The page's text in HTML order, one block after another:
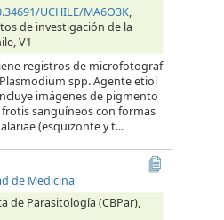
UCHILE/MA6O3K,
de investigación de la
V1
registros de microfotograf
spp. Agente etiol
imágenes de pigmento
sanguíneos con formas
(esquizonte y t...
de Medicina
de Parasitología (CBPar),